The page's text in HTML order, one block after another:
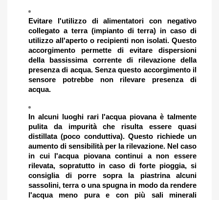
Evitare l'utilizzo di alimentatori con negativo
collegato a terra (impianto di terra) in caso di
utilizzo all'aperto o recipienti non isolati. Questo
accorgimento permette di evitare dispersioni
della bassissima corrente di rilevazione della
presenza di acqua. Senza questo accorgimento il
sensore potrebbe non rilevare presenza di
acqua.
In alcuni luoghi rari l'acqua piovana è talmente
pulita da impurità che risulta essere quasi
distillata (poco conduttiva). Questo richiede un
aumento di sensibilità per la rilevazione. Nel caso
in cui l'acqua piovana continui a non essere
rilevata, sopratutto in caso di forte pioggia, si
consiglia di porre sopra la piastrina alcuni
sassolini, terra o una spugna in modo da rendere
l'acqua meno pura e con più sali minerali